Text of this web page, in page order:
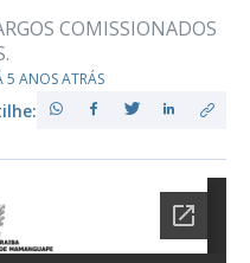
COMISSIONADOS
ANOS ATRÁS